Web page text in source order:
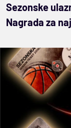
Sezonske
Nagrada za